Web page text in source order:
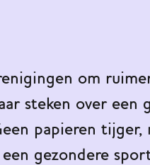
om
steken over een
papieren tijger,
gezondere